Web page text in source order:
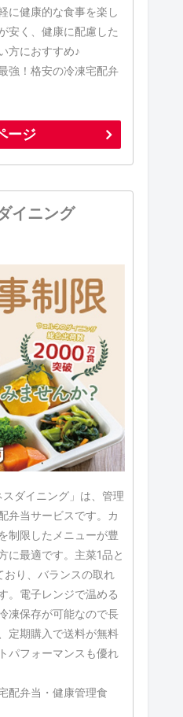
に健康的な食事を楽し
安く、健康に配慮した
方におすすめ♪
強！格安の冷凍宅配弁
ージ
イニング
スダイニング」は、管理
弁当サービスです。カ
制限したメニューが豊
に最適です。主菜1品と
り、バランスの取れ
。電子レンジで温める
凍保存が可能なので長
定期購入で送料が無料
パフォーマンスも優れ
配弁当・健康管理食